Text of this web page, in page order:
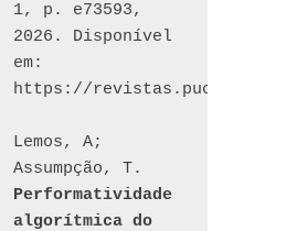
1, p. e73593,
2026. Disponível
em:
Lemos, A;
Performatividade
algorítmica do